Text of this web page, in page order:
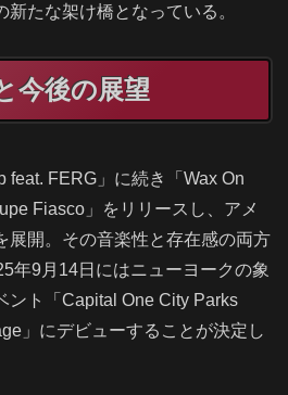
たな架け橋となっている。
今後の展望
feat. FERG」に続き「Wax On
Fiasco」をリリースし、アメ
展開。その音楽性と存在感の両方
年9月14日にはニューヨークの象
ント「Capital One City Parks
」にデビューすることが決定し